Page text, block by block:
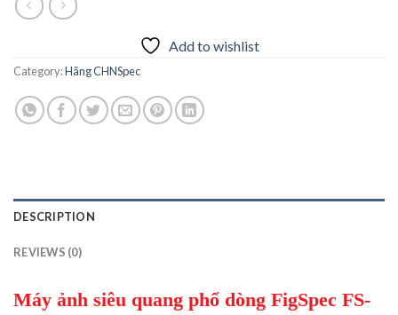
Add to wishlist
Category:Hãng CHNSpec
DESCRIPTION
REVIEWS (0)
Máy ảnh siêu quang phổ dòng FigSpec FS-